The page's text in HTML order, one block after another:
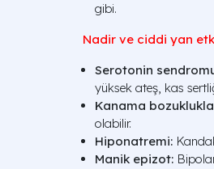
gibi.
Nadir ve ciddi yan
Serotonin
yüksek ateş, kas
Kanama
olabilir.
Hiponatremi:
Manik epizot: